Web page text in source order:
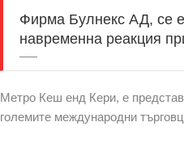
Фирма Булнекс АД, се
навременна реакция
Метро Кеш енд Кери, е
големите международни